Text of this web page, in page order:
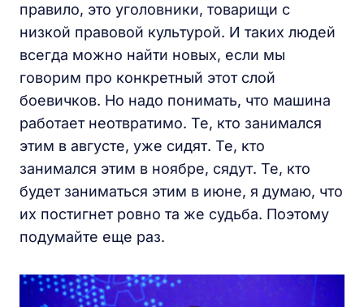
правило, это уголовники, товарищи с
низкой правовой культурой. И таких людей
всегда можно найти новых, если мы
говорим про конкретный этот слой
боевичков. Но надо понимать, что машина
работает неотвратимо. Те, кто занимался
этим в августе, уже сидят. Те, кто
занимался этим в ноябре, сядут. Те, кто
будет заниматься этим в июне, я думаю, что
их постигнет ровно та же судьба. Поэтому
подумайте еще раз.